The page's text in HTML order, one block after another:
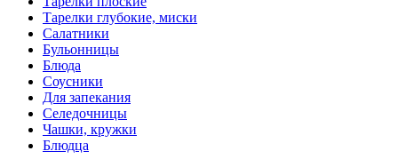
Тарелки глубокие, миски
Салатники
Бульонницы
Блюда
Соусники
Для запекания
Селедочницы
Чашки, кружки
Блюдца